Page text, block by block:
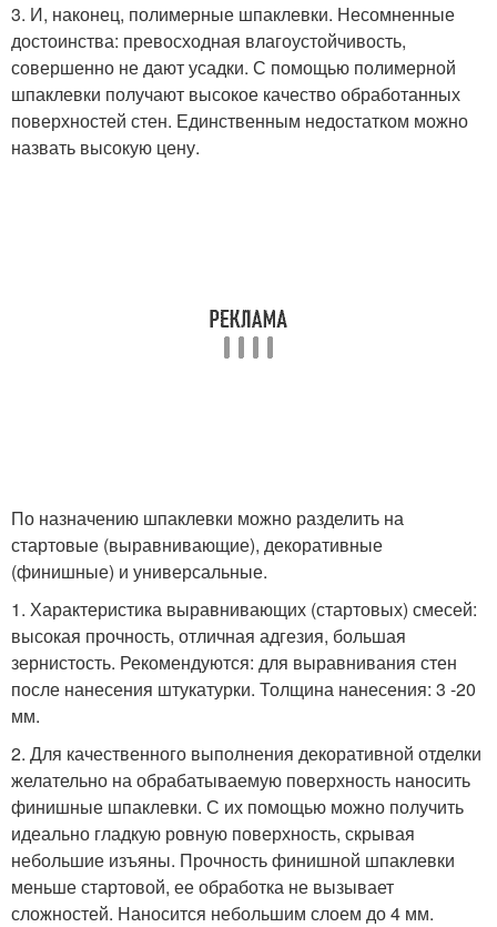
3. И, наконец, полимерные шпаклевки. Несомненные
достоинства: превосходная влагоустойчивость,
совершенно не дают усадки. С помощью полимерной
шпаклевки получают высокое качество обработанных
поверхностей стен. Единственным недостатком можно
назвать высокую цену.
По назначению шпаклевки можно разделить на
стартовые (выравнивающие), декоративные
(финишные) и универсальные.
1. Характеристика выравнивающих (стартовых) смесей:
высокая прочность, отличная адгезия, большая
зернистость. Рекомендуются: для выравнивания стен
после нанесения штукатурки. Толщина нанесения: 3 -20
мм.
2. Для качественного выполнения декоративной отделки
желательно на обрабатываемую поверхность наносить
финишные шпаклевки. С их помощью можно получить
идеально гладкую ровную поверхность, скрывая
небольшие изъяны. Прочность финишной шпаклевки
меньше стартовой, ее обработка не вызывает
сложностей. Наносится небольшим слоем до 4 мм.